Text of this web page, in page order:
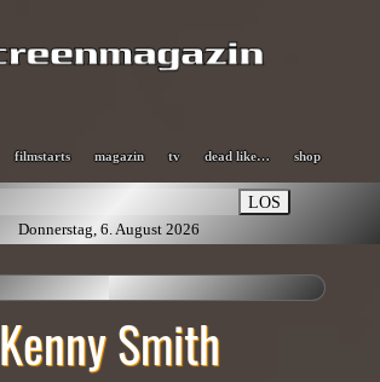
filmstarts magazin tv dead like… shop
LOS
Donnerstag, 6. August 2026
Kenny Smith